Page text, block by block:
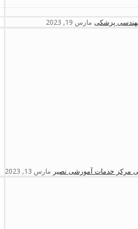
پزشکی مارس 19, 2023
مرکز خدمات آموزشی نصیر مارس 13, 2023